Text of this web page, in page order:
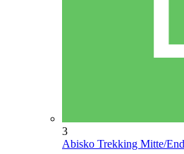
3
Abisko Trekking Mitte/